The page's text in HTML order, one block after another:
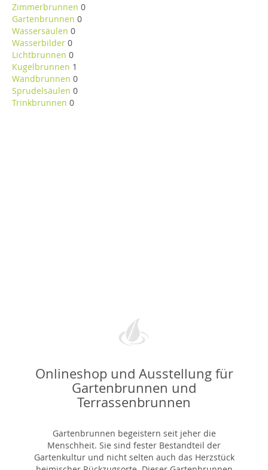
Zimmerbrunnen 0
Gartenbrunnen 0
Wassersäulen 0
Wasserbilder 0
Lichtbrunnen 0
Kugelbrunnen 1
Wandbrunnen 0
Sprudelsäulen 0
Trinkbrunnen 0
Onlineshop und Ausstellung für
Gartenbrunnen und
Terrassenbrunnen
Gartenbrunnen begeistern seit jeher die
Menschheit. Sie sind fester Bestandteil der
Gartenkultur und nicht selten auch das Herzstück